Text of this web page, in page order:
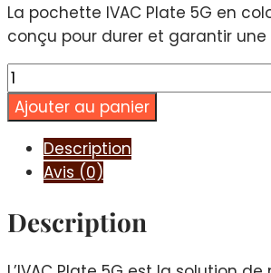
La pochette IVAC Plate 5G en
conçu pour durer et garantir
quantité
de
IVAC
Plate
5G
Bleu
Ajouter au panier
Description
Avis (0)
Description